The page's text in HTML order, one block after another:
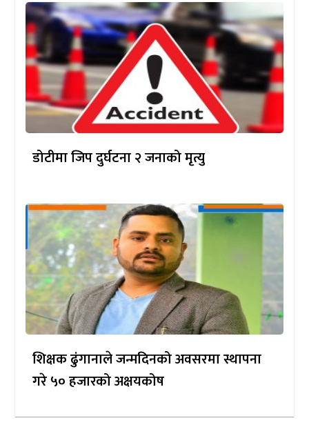
डोटीमा जिप दुर्घटना २ जनाको मृत्यु
शिक्षक ढुंगानाले जन्मदिनको अवसरमा स्थापना
गरे ५० हजारको अक्षयकोष